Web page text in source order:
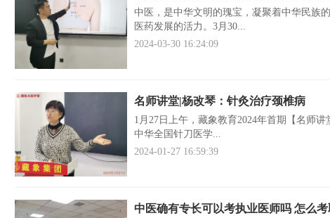
中医，是中华文明的瑰宝，凝聚着中华民族
医药发展的活力。3月30...
2024-03-30 16:24:09
名师讲堂|杨改琴：针灸治疗颈椎病
1月27日上午，藏象教育2024年首期【名师
中华全国针刀医学...
2024-01-27 16:59:39
中医确有专长可以考执业医师吗 怎么